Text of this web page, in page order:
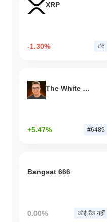
XRP
-1.30% #6
The White Bull
+5.47% #6489
Bangsat 666
0.00% कोई रैंक नहीं